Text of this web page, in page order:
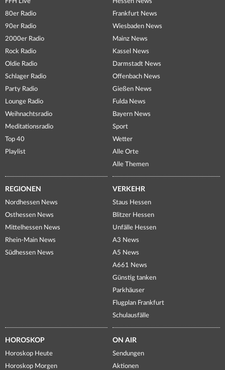
80er Radio
90er Radio
2000er Radio
Rock Radio
Oldie Radio
Schlager Radio
Party Radio
Lounge Radio
Weihnachtsradio
Meditationsradio
Top 40
Playlist
Frankfurt News
Wiesbaden News
Mainz News
Kassel News
Darmstadt News
Offenbach News
Gießen News
Fulda News
Bayern News
Sport
Wetter
Alle Orte
Alle Themen
REGIONEN
Nordhessen News
Osthessen News
Mittelhessen News
Rhein-Main News
Südhessen News
VERKEHR
Staus Hessen
Blitzer Hessen
Unfälle Hessen
A3 News
A5 News
A661 News
Günstig tanken
Parkhäuser
Flugplan Frankfurt
Schulausfälle
HOROSKOP
Horoskop Heute
Horoskop Morgen
ON AIR
Sendungen
Aktionen